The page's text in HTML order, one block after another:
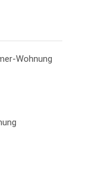
Wohnung